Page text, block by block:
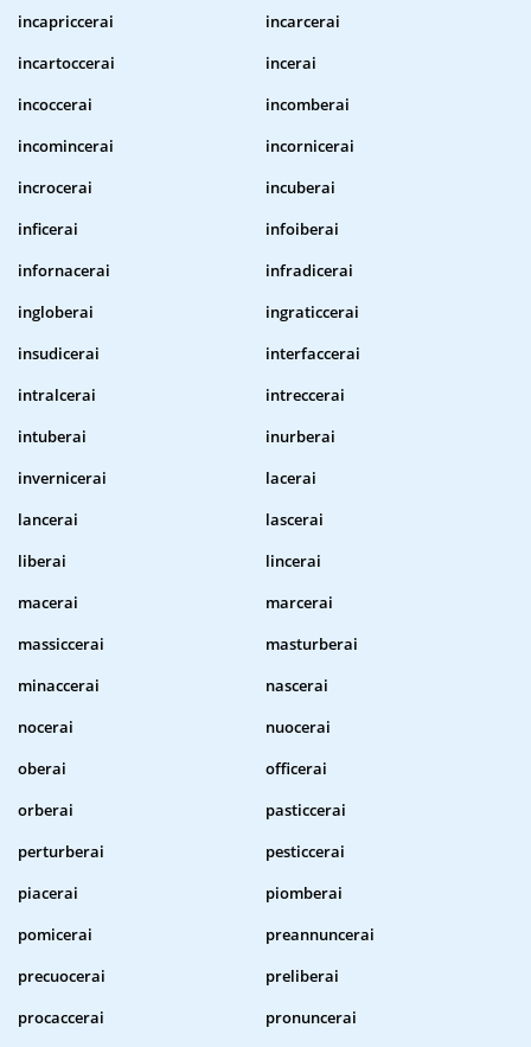
incapriccerai
incarcerai
incartoccerai
incerai
incoccerai
incomberai
incomincerai
incornicerai
incrocerai
incuberai
inficerai
infoiberai
infornacerai
infradicerai
ingloberai
ingraticcerai
insudicerai
interfaccerai
intralcerai
intreccerai
intuberai
inurberai
invernicerai
lacerai
lancerai
lascerai
liberai
lincerai
macerai
marcerai
massiccerai
masturberai
minaccerai
nascerai
nocerai
nuocerai
oberai
officerai
orberai
pasticcerai
perturberai
pesticcerai
piacerai
piomberai
pomicerai
preannuncerai
precuocerai
preliberai
procaccerai
pronuncerai